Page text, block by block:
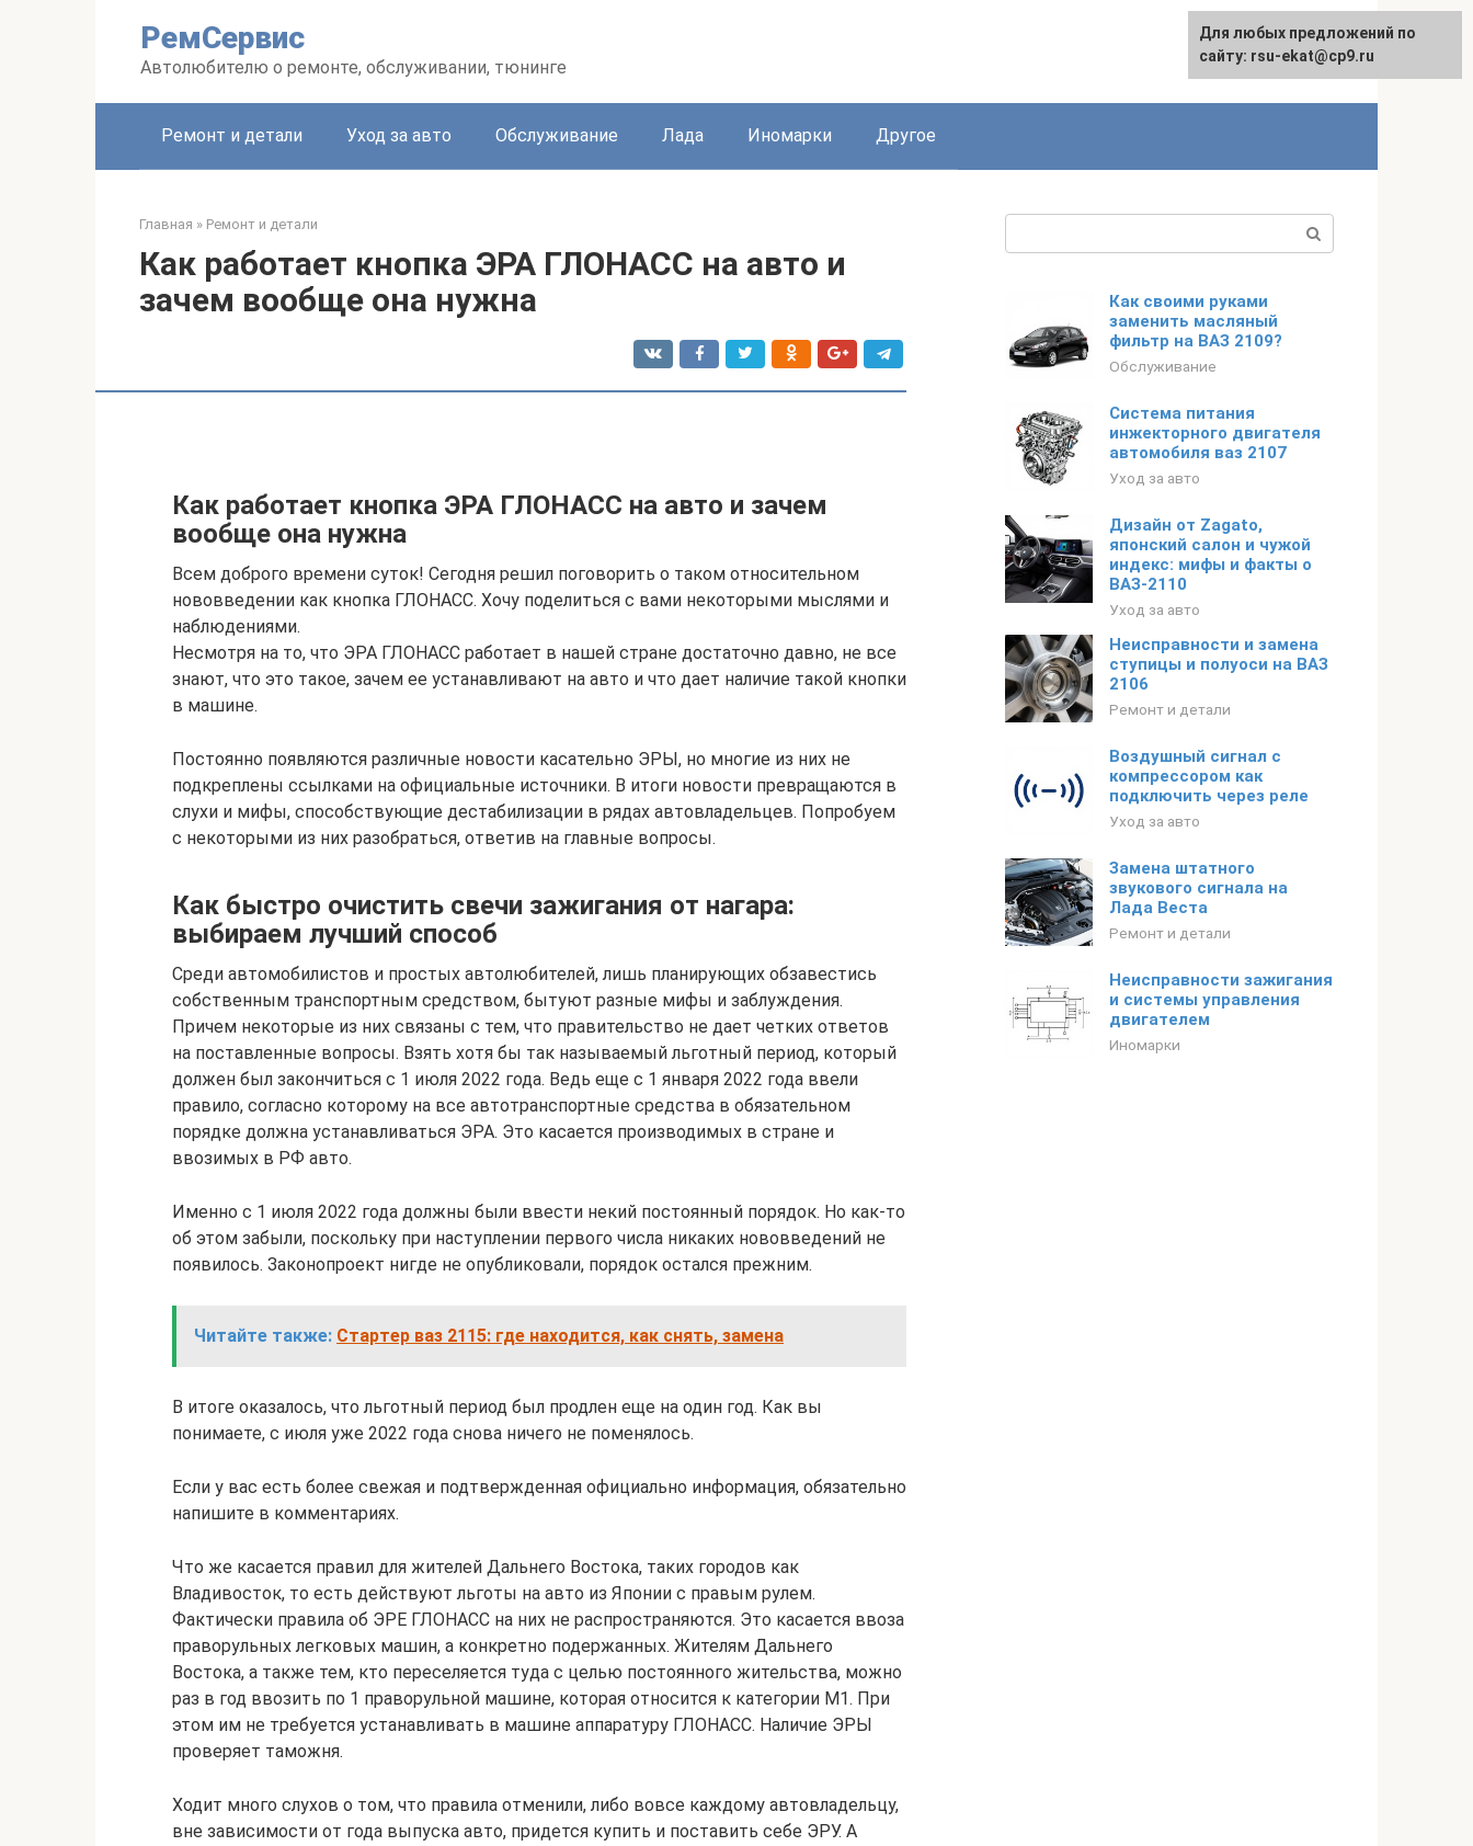
РемСервис
Автолюбителю о ремонте, обслуживании, тюнинге
English
Ремонт и детали Уход за авто Обслуживание Лада Иномарки Другое
Главная » Ремонт и детали
Как работает кнопка ЭРА ГЛОНАСС на авто и
зачем вообще она нужна
Как работает кнопка ЭРА ГЛОНАСС на авто и зачем
вообще она нужна
Всем доброго времени суток! Сегодня решил поговорить о таком относительном
нововведении как кнопка ГЛОНАСС. Хочу поделиться с вами некоторыми мыслями и
наблюдениями.
Несмотря на то, что ЭРА ГЛОНАСС работает в нашей стране достаточно давно, не все
знают, что это такое, зачем ее устанавливают на авто и что дает наличие такой кнопки
в машине.
Постоянно появляются различные новости касательно ЭРЫ, но многие из них не
подкреплены ссылками на официальные источники. В итоги новости превращаются в
слухи и мифы, способствующие дестабилизации в рядах автовладельцев. Попробуем
с некоторыми из них разобраться, ответив на главные вопросы.
Как быстро очистить свечи зажигания от нагара:
выбираем лучший способ
Среди автомобилистов и простых автолюбителей, лишь планирующих обзавестись
собственным транспортным средством, бытуют разные мифы и заблуждения.
Причем некоторые из них связаны с тем, что правительство не дает четких ответов
на поставленные вопросы. Взять хотя бы так называемый льготный период, который
должен был закончиться с 1 июля 2022 года. Ведь еще с 1 января 2022 года ввели
правило, согласно которому на все автотранспортные средства в обязательном
порядке должна устанавливаться ЭРА. Это касается производимых в стране и
ввозимых в РФ авто.
Именно с 1 июля 2022 года должны были ввести некий постоянный порядок. Но как-то
об этом забыли, поскольку при наступлении первого числа никаких нововведений не
появилось. Законопроект нигде не опубликовали, порядок остался прежним.
Читайте также: Стартер ваз 2115: где находится, как снять, замена
В итоге оказалось, что льготный период был продлен еще на один год. Как вы
понимаете, с июля уже 2022 года снова ничего не поменялось.
Если у вас есть более свежая и подтвержденная официально информация, обязательно
напишите в комментариях.
Что же касается правил для жителей Дальнего Востока, таких городов как
Владивосток, то есть действуют льготы на авто из Японии с правым рулем.
Фактически правила об ЭРЕ ГЛОНАСС на них не распространяются. Это касается ввоза
праворульных легковых машин, а конкретно подержанных. Жителям Дальнего
Востока, а также тем, кто переселяется туда с целью постоянного жительства, можно
раз в год ввозить по 1 праворульной машине, которая относится к категории М1. При
этом им не требуется устанавливать в машине аппаратуру ГЛОНАСС. Наличие ЭРЫ
проверяет таможня.
Ходит много слухов о том, что правила отменили, либо вовсе каждому автовладельцу,
вне зависимости от года выпуска авто, придется купить и поставить себе ЭРУ. А
Как своими руками
заменить масляный
фильтр на ВАЗ 2109?
Обслуживание
Система питания
инжекторного двигателя
автомобиля ваз 2107
Уход за авто
Дизайн от Zagato,
японский салон и чужой
индекс: мифы и факты о
ВАЗ-2110
Уход за авто
Неисправности и замена
ступицы и полуоси на ВАЗ
2106
Ремонт и детали
Воздушный сигнал с
компрессором как
подключить через реле
Уход за авто
Замена штатного
звукового сигнала на
Лада Веста
Ремонт и детали
Неисправности зажигания
и системы управления
двигателем
Иномарки
Для любых предложений по
сайту: rsu-ekat@cp9.ru